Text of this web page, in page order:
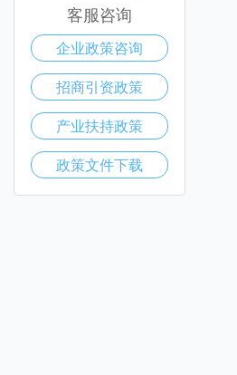
客服咨询
企业政策咨询
招商引资政策
产业扶持政策
政策文件下载